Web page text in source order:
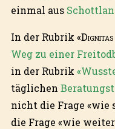
einmal aus
In der Rubrik «Dignitas
Weg zu einer
in der Rubrik
täglichen
nicht die Frage «wie
die Frage «wie